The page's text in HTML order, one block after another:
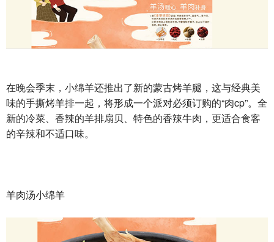
在晚会季末，小绵羊还推出了新的蒙古烤羊腿，这与经典美
味的手撕烤羊排一起，将形成一个派对必须订购的“肉cp”。全
新的冷菜、香辣的羊排扇贝、特色的香辣牛肉，更适合食客
的辛辣和不适口味。
羊肉汤小绵羊